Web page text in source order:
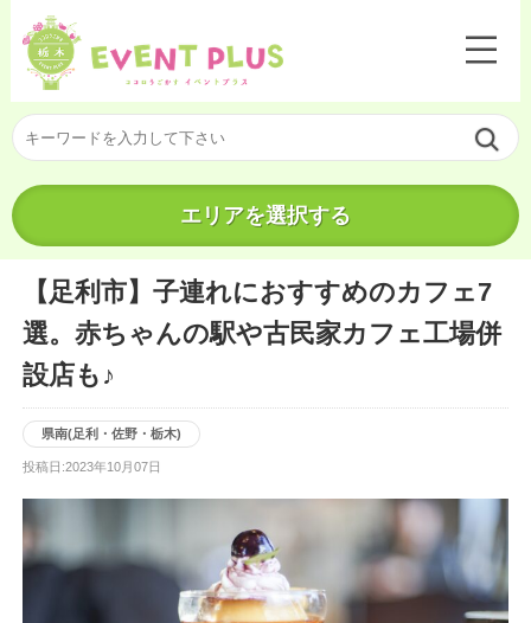
エリアを選択する
【足利市】子連れにおすすめのカフェ7
選。赤ちゃんの駅や古民家カフェ工場併
設店も♪
県南(足利・佐野・栃木)
投稿日:2023年10月07日